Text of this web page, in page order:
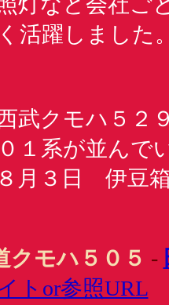
活躍しました
武クモハ５２
１系が並んで
月３日 伊豆
クモハ５０５ -
トor参照URL